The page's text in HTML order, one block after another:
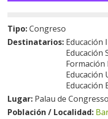
Tipo:Congreso
Destinatarios:
Educación
Educación
Educación
Lugar: Palau de
Población / Localidad: